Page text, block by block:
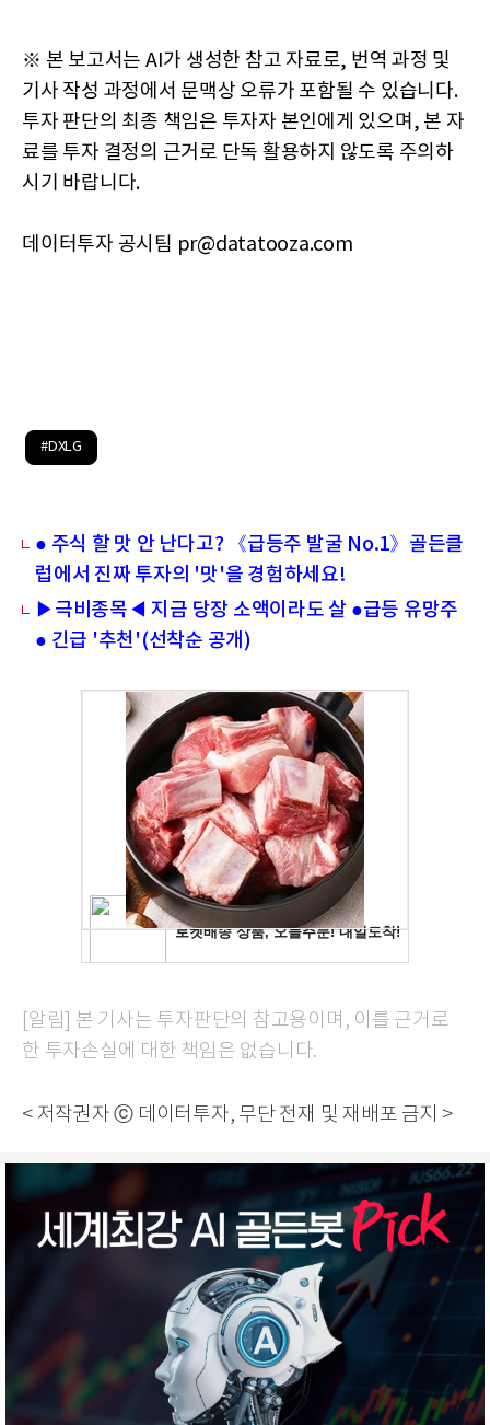
※ 본 보고서는 AI가 생성한 참고 자료로, 번역 과정 및
기사 작성 과정에서 문맥상 오류가 포함될 수 있습니다.
투자 판단의 최종 책임은 투자자 본인에게 있으며, 본 자
료를 투자 결정의 근거로 단독 활용하지 않도록 주의하
시기 바랍니다.
데이터투자 공시팀 pr@datatooza.com
#DXLG
● 주식 할 맛 안 난다고? 《급등주 발굴 No.1》골든클
럽에서 진짜 투자의 '맛'을 경험하세요!
▶극비종목◀ 지금 당장 소액이라도 살 ●급등 유망주
● 긴급 '추천'(선착순 공개)
[알림] 본 기사는 투자판단의 참고용이며, 이를 근거로
한 투자손실에 대한 책임은 없습니다.
< 저작권자 ⓒ 데이터투자, 무단 전재 및 재배포 금지 >